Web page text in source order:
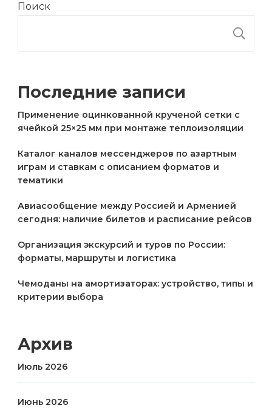
Поиск
Последние записи
Применение оцинкованной крученой сетки с
ячейкой 25×25 мм при монтаже теплоизоляции
Каталог каналов мессенджеров по азартным
играм и ставкам с описанием форматов и
тематики
Авиасообщение между Россией и Арменией
сегодня: наличие билетов и расписание рейсов
Организация экскурсий и туров по России:
форматы, маршруты и логистика
Чемоданы на амортизаторах: устройство, типы и
критерии выбора
Архив
Июль 2026
Июнь 2026